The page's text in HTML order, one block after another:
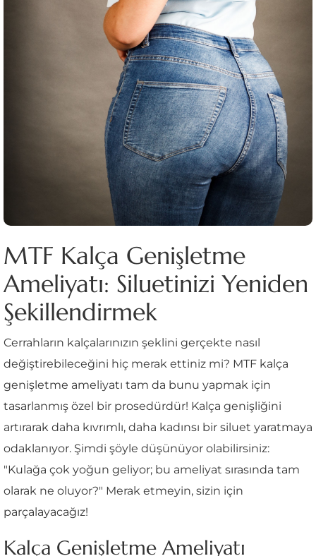
MTF Kalça Genişletme
Ameliyatı: Siluetinizi Yeniden
Şekillendirmek
Cerrahların kalçalarınızın şeklini gerçekte nasıl
değiştirebileceğini hiç merak ettiniz mi? MTF kalça
genişletme ameliyatı tam da bunu yapmak için
tasarlanmış özel bir prosedürdür! Kalça genişliğini
artırarak daha kıvrımlı, daha kadınsı bir siluet yaratmaya
odaklanıyor. Şimdi şöyle düşünüyor olabilirsiniz:
"Kulağa çok yoğun geliyor; bu ameliyat sırasında tam
olarak ne oluyor?" Merak etmeyin, sizin için
parçalayacağız!
Kalça Genişletme Ameliyatı